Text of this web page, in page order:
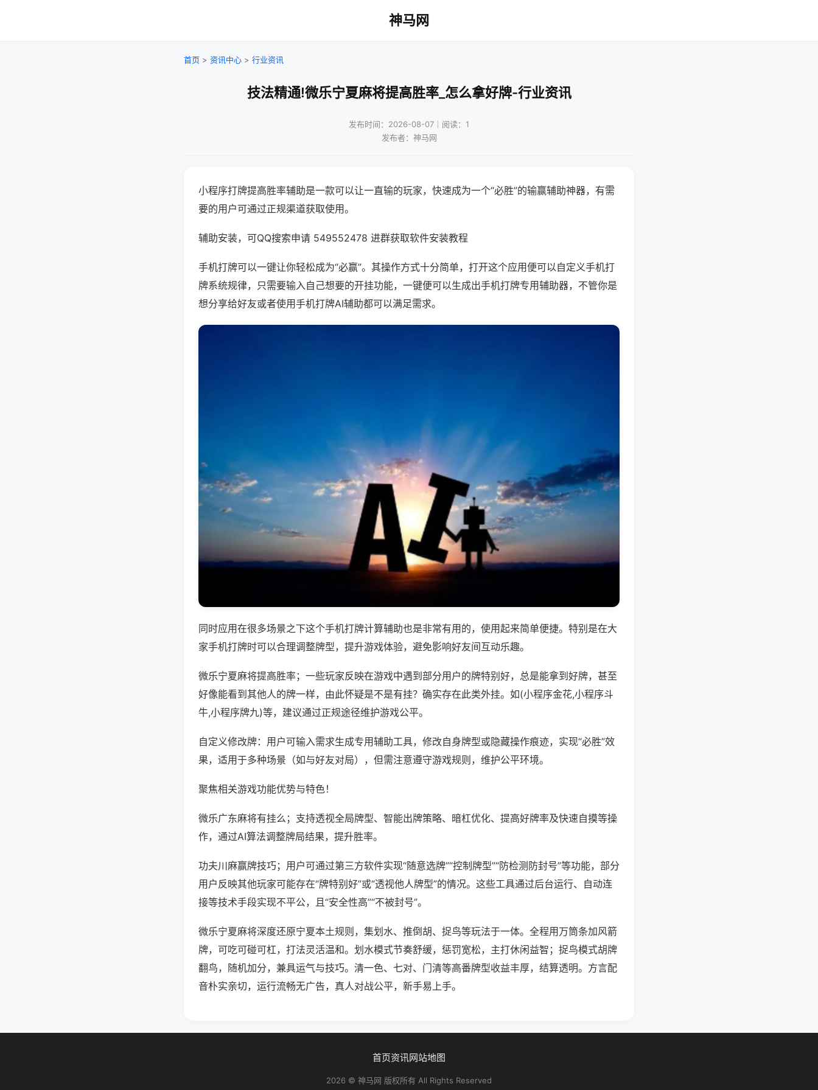
神马网
首页 > 资讯中心 > 行业资讯
技法精通!微乐宁夏麻将提高胜率_怎么拿好牌-行业资讯
发布时间：2026-08-07｜阅读：1
发布者：神马网
小程序打牌提高胜率辅助是一款可以让一直输的玩家，快速成为一个“必胜”的输赢辅助神器，有需
要的用户可通过正规渠道获取使用。
辅助安装，可QQ搜索申请 549552478 进群获取软件安装教程
手机打牌可以一键让你轻松成为“必赢”。其操作方式十分简单，打开这个应用便可以自定义手机打
牌系统规律，只需要输入自己想要的开挂功能，一键便可以生成出手机打牌专用辅助器，不管你是
想分享给好友或者使用手机打牌AI辅助都可以满足需求。
同时应用在很多场景之下这个手机打牌计算辅助也是非常有用的，使用起来简单便捷。特别是在大
家手机打牌时可以合理调整牌型，提升游戏体验，避免影响好友间互动乐趣。
微乐宁夏麻将提高胜率；一些玩家反映在游戏中遇到部分用户的牌特别好，总是能拿到好牌，甚至
好像能看到其他人的牌一样，由此怀疑是不是有挂？确实存在此类外挂。如(小程序金花,小程序斗
牛,小程序牌九)等，建议通过正规途径维护游戏公平。
自定义修改牌：用户可输入需求生成专用辅助工具，修改自身牌型或隐藏操作痕迹，实现“必胜”效
果，适用于多种场景（如与好友对局），但需注意遵守游戏规则，维护公平环境。
聚焦相关游戏功能优势与特色！
微乐广东麻将有挂么；支持透视全局牌型、智能出牌策略、暗杠优化、提高好牌率及快速自摸等操
作，通过AI算法调整牌局结果，提升胜率。
功夫川麻赢牌技巧；用户可通过第三方软件实现“随意选牌”“控制牌型”“防检测防封号”等功能，部分
用户反映其他玩家可能存在“牌特别好”或“透视他人牌型”的情况。这些工具通过后台运行、自动连
接等技术手段实现不平公，且“安全性高”“不被封号”。
微乐宁夏麻将深度还原宁夏本土规则，集划水、推倒胡、捉鸟等玩法于一体。全程用万筒条加风箭
牌，可吃可碰可杠，打法灵活温和。划水模式节奏舒缓，惩罚宽松，主打休闲益智；捉鸟模式胡牌
翻鸟，随机加分，兼具运气与技巧。清一色、七对、门清等高番牌型收益丰厚，结算透明。方言配
音朴实亲切，运行流畅无广告，真人对战公平，新手易上手。
首页资讯网站地图
2026 © 神马网 版权所有 All Rights Reserved